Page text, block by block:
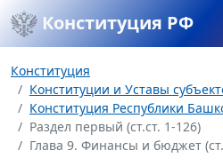
Конституция РФ
Конституция
Конституции и Уставы
Конституция Республики
Раздел первый (ст.ст. 1-126)
Глава 9. Финансы и бюджет